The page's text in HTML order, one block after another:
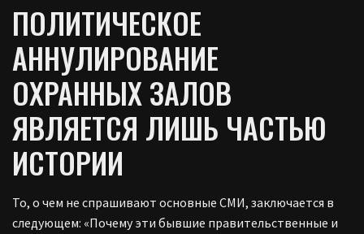
ПОЛИТИЧЕСКОЕ
АННУЛИРОВАНИЕ
ОХРАННЫХ ЗАЛОВ
ЯВЛЯЕТСЯ ЛИШЬ ЧАСТЬЮ
ИСТОРИИ
То, о чем не спрашивают основные СМИ, заключается в
следующем: «Почему эти бывшие правительственные и